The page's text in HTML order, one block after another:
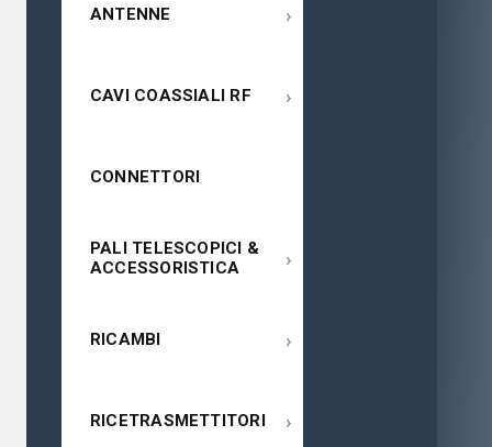
ANTENNE ›
CAVI COASSIALI RF ›
CONNETTORI
PALI TELESCOPICI &
ACCESSORISTICA
›
RICAMBI ›
RICETRASMETTITORI ›